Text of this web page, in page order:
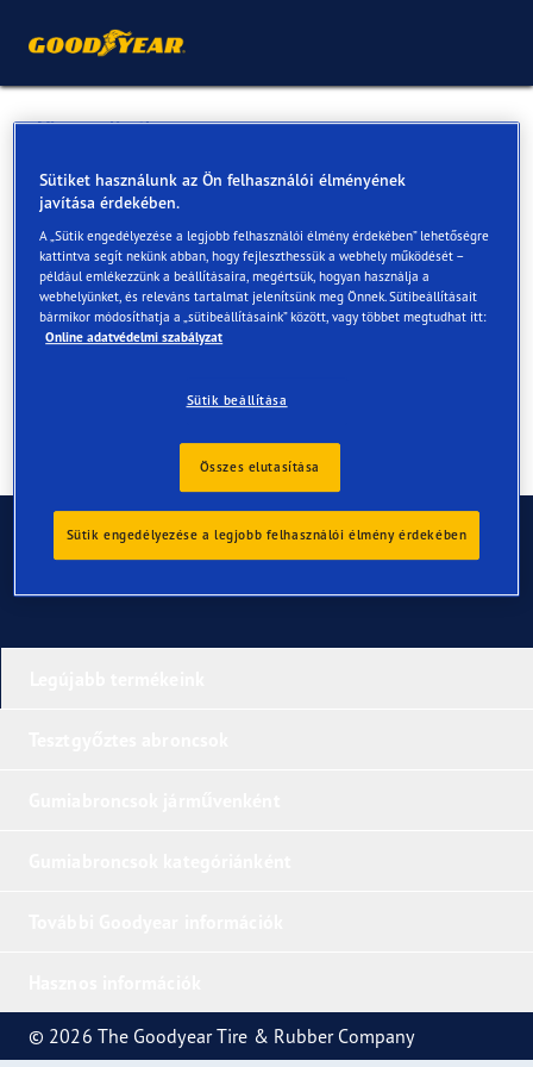
Vissza a listához
MIKROSPORT Kft.
Online és az üzletekben elérhető szolgáltatások
Elérhetőségek Szolgáltatások
Kapcsolat
© 2026 The Goodyear Tire & Rubber Company
Sütiket használunk az Ön felhasználói élményének
javítása érdekében.
A „Sütik engedélyezése a legjobb felhasználói élmény érdekében” lehetőségre
kattintva segít nekünk abban, hogy fejleszthessük a webhely működését –
például emlékezzünk a beállításaira, megértsük, hogyan használja a
webhelyünket, és releváns tartalmat jelenítsünk meg Önnek. Sütibeállításait
bármikor módosíthatja a „sütibeállításaink” között, vagy többet megtudhat itt:
Online adatvédelmi szabályzat
Sütik beállítása
Összes elutasítása
Sütik engedélyezése a legjobb felhasználói élmény érdekében